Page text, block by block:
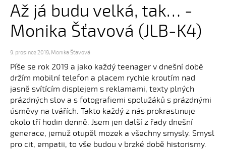
Až já budu velká, tak… -
Monika Šťavová (JLB-K4)
9. prosince 2019, Monika Šťavová
Píše se rok 2019 a jako každý teenager v dnešní době
držím mobilní telefon a placem rychle kroutím nad
jasně svítícím displejem s reklamami, texty plných
prázdných slov a s fotografiemi spolužáků s prázdnými
úsměvy na tvářích. Takto každý z nás prokrastinuje
okolo tří hodin denně. Jsem jen další z řady dnešní
generace, jemuž otupěl mozek a všechny smysly. Smysl
pro cit, empatii, to vše budou v brzké době historismy.